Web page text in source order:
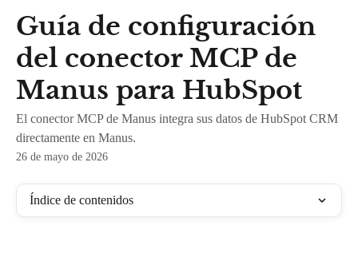
Guía de configuración
del conector MCP de
Manus para HubSpot
El conector MCP de Manus integra sus datos de HubSpot CRM
directamente en Manus.
26 de mayo de 2026
Índice de contenidos